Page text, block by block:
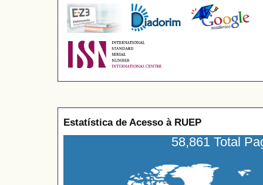
Estatística de Acesso à RUEP
58,861 Total